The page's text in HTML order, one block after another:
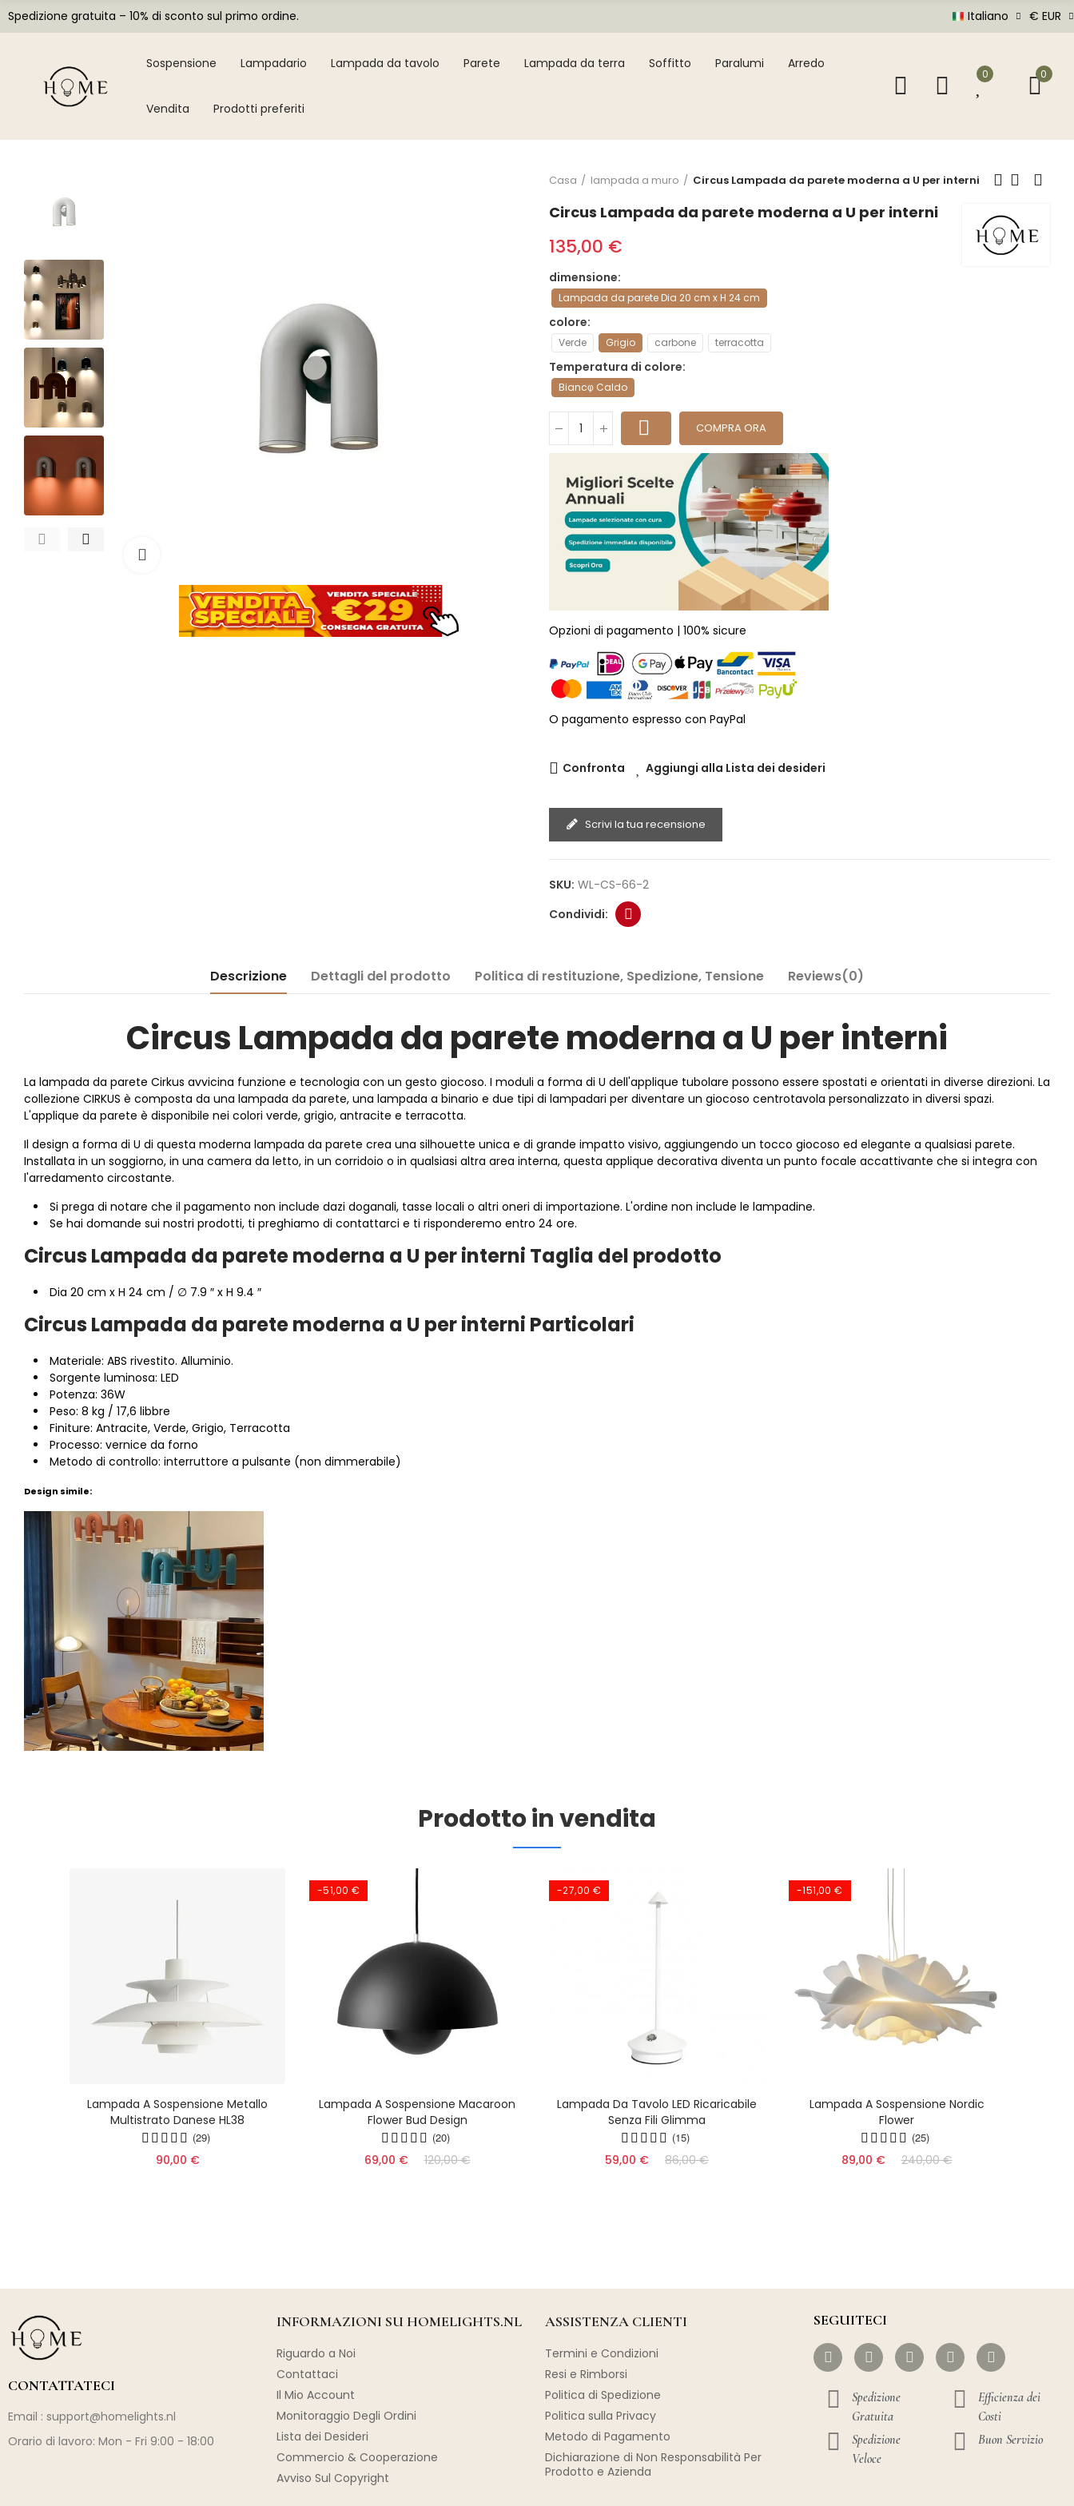
Spedizione gratuita – 10% di sconto sul primo ordine. Italiano € EUR
Sospensione Lampadario Lampada da tavolo Parete Lampada da terra Soffitto Paralumi Arredo
Vendita Prodotti preferiti
0 0
Casa lampada a muro Circus Lampada da parete moderna a U per interni
Circus Lampada da parete moderna a U per interni
135,00 €
dimensione
Lampada da parete Dia 20 cm x H 24 cm
colore
Verde Grigio carbone terracotta
Temperatura di colore
Biancφ Caldo
COMPRA ORA
Opzioni di pagamento | 100% sicure
O pagamento espresso con PayPal
Confronta Aggiungi alla Lista dei desideri
Scrivi la tua recensione
SKU: WL-CS-66-2
Descrizione Dettagli del prodotto Politica di restituzione, Spedizione, Tensione Reviews(0)
Circus Lampada da parete moderna a U per interni
La lampada da parete Cirkus avvicina funzione e tecnologia con un gesto giocoso. I moduli a forma di U dell'applique tubolare possono essere spostati e orientati in diverse direzioni. La
collezione CIRKUS è composta da una lampada da parete, una lampada a binario e due tipi di lampadari per diventare un giocoso centrotavola personalizzato in diversi spazi.
L'applique da parete è disponibile nei colori verde, grigio, antracite e terracotta.
Il design a forma di U di questa moderna lampada da parete crea una silhouette unica e di grande impatto visivo, aggiungendo un tocco giocoso ed elegante a qualsiasi parete.
Installata in un soggiorno, in una camera da letto, in un corridoio o in qualsiasi altra area interna, questa applique decorativa diventa un punto focale accattivante che si integra con
l'arredamento circostante.
Si prega di notare che il pagamento non include dazi doganali, tasse locali o altri oneri di importazione. L'ordine non include le lampadine.
Se hai domande sui nostri prodotti, ti preghiamo di contattarci e ti risponderemo entro 24 ore.
Circus Lampada da parete moderna a U per interni Taglia del prodotto
Dia 20 cm x H 24 cm / ∅ 7.9 ″ x H 9.4 ″
Circus Lampada da parete moderna a U per interni Particolari
Materiale: ABS rivestito. Alluminio.
Sorgente luminosa: LED
Potenza: 36W
Peso: 8 kg / 17,6 libbre
Finiture: Antracite, Verde, Grigio, Terracotta
Processo: vernice da forno
Metodo di controllo: interruttore a pulsante (non dimmerabile)
Design simile:
Prodotto in vendita
Lampada A Sospensione Metallo
Multistrato Danese HL38
(29)
90,00 €
-51,00 €
Lampada A Sospensione Macaroon
Flower Bud Design
(20)
69,00 € 120,00 €
-27,00 €
Lampada Da Tavolo LED Ricaricabile
Senza Fili Glimma
(15)
59,00 € 86,00 €
-151,00 €
Lampada A Sospensione Nordic
Flower
(25)
89,00 € 240,00 €
CONTATTATECI
Email : support@homelights.nl
Orario di lavoro: Mon - Fri 9:00 - 18:00
INFORMAZIONI SU HOMELIGHTS.NL
Riguardo a Noi
Contattaci
Il Mio Account
Monitoraggio Degli Ordini
Lista dei Desideri
Commercio & Cooperazione
Avviso Sul Copyright
ASSISTENZA CLIENTI
Termini e Condizioni
Resi e Rimborsi
Politica di Spedizione
Politica sulla Privacy
Metodo di Pagamento
Dichiarazione di Non Responsabilità Per
Prodotto e Azienda
SEGUITECI
Spedizione
Gratuita
Efficienza dei
Costi
Spedizione
Veloce
Buon Servizio